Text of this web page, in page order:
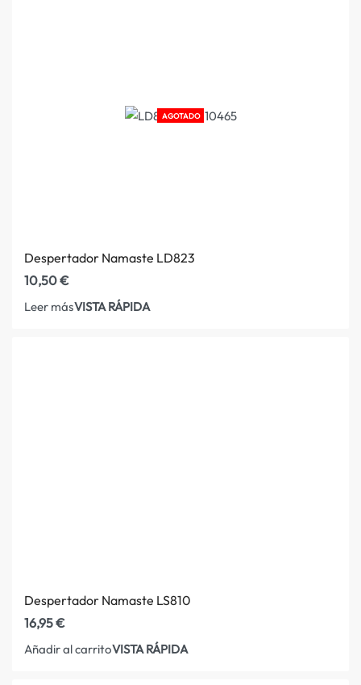
AGOTADO
Despertador Namaste LD823
10,50€
Leer másVISTA RÁPIDA
Despertador Namaste LS810
16,95€
Añadir al carritoVISTA RÁPIDA